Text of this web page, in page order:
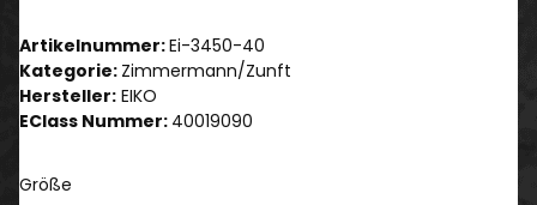
Artikelnummer:Ei-3450-40
Kategorie: Zimmermann/Zunft
Hersteller: EIKO
EClass Nummer: 40019090
Größe